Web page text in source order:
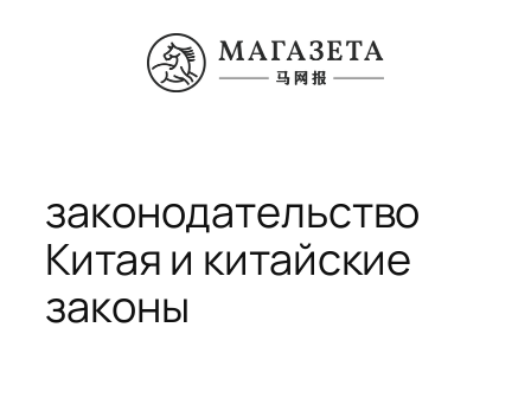
содержимому
законодательство
Китая и китайские
законы